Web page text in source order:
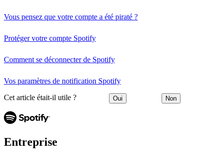
Vous pensez que votre compte a été piraté ?
Protéger votre compte Spotify
Comment se déconnecter de Spotify
Vos paramètres de notification Spotify
Cet article était-il utile ? Oui Non
Entreprise